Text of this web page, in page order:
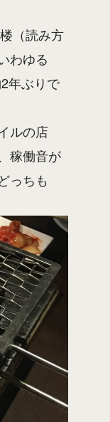
（読み方
わゆる
年ぶりで
ルの店
稼働音が
っちも